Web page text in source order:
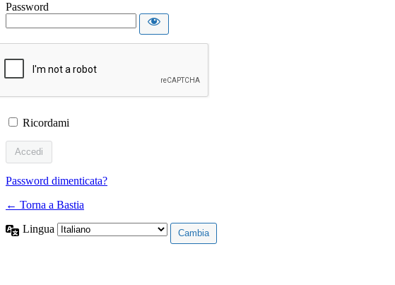
Password
Ricordami
Password dimenticata?
← Torna a Bastia
Lingua